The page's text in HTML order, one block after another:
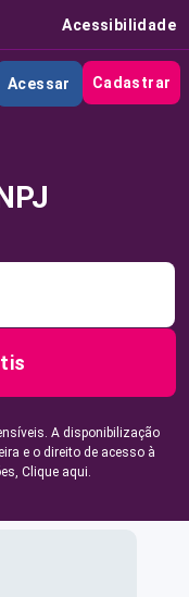
Acessibilidade
Acessar Cadastrar
A disponibilização
e o direito de acesso à
Clique aqui.